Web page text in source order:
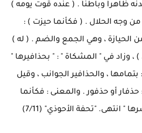
ظاهراً وباطناً . ( عنده قوت يومه )
من وجه الحلال . ( فكأنما حيزت ) :
الحيازة ، وهي الجمع والضم . ( له )
) ، وزاد في " المشكاة " : " بحذافيرها "
، والحذافير الجوانب ، وقيل
: حذفار أو حذفور . والمعنى : فكأنما
" انتهى. "تحفة الأحوذي" (7/11)